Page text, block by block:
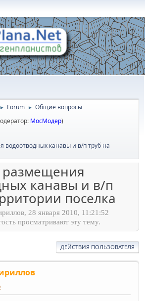
► Forum ► Общие вопросы
МосМодер)
канавы и в/п труб на
канавы и в/п
поселка
28 января 2010, 11:21:52
просматривают эту тему.
ДЕЙСТВИЯ ПОЛЬЗОВАТЕЛЯ